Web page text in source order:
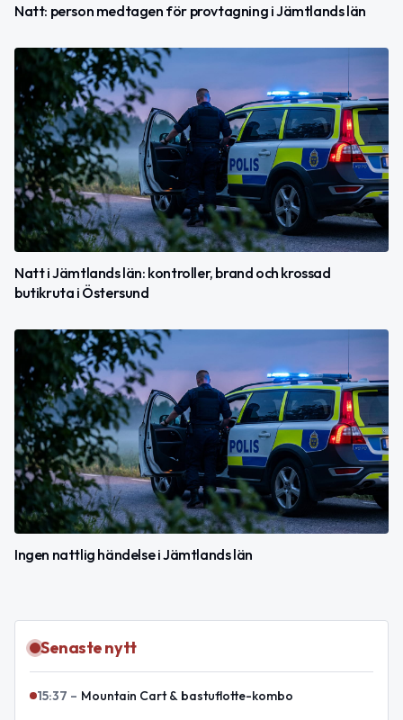
Natt: person medtagen för provtagning i Jämtlands län
Natt i Jämtlands län: kontroller, brand och krossad
butikruta i Östersund
Ingen nattlig händelse i Jämtlands län
Senaste nytt
15:37 – Mountain Cart & bastuflotte-kombo